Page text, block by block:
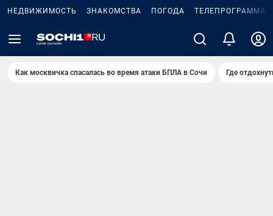
НЕДВИЖИМОСТЬ ЗНАКОМСТВА ПОГОДА ТЕЛЕПРОГРАММА
Как москвичка спасалась во время атаки БПЛА в Сочи Где